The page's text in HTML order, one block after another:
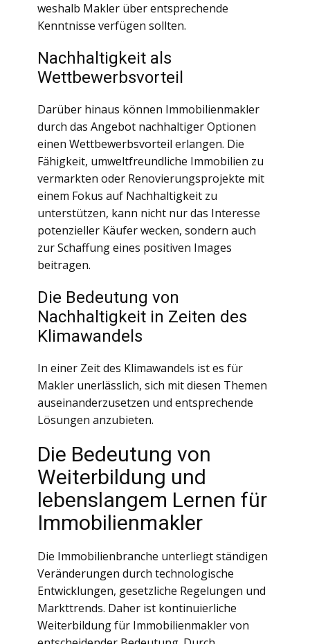
weshalb Makler über entsprechende
Kenntnisse verfügen sollten.
Nachhaltigkeit als
Wettbewerbsvorteil
Darüber hinaus können Immobilienmakler
durch das Angebot nachhaltiger Optionen
einen Wettbewerbsvorteil erlangen. Die
Fähigkeit, umweltfreundliche Immobilien zu
vermarkten oder Renovierungsprojekte mit
einem Fokus auf Nachhaltigkeit zu
unterstützen, kann nicht nur das Interesse
potenzieller Käufer wecken, sondern auch
zur Schaffung eines positiven Images
beitragen.
Die Bedeutung von
Nachhaltigkeit in Zeiten des
Klimawandels
In einer Zeit des Klimawandels ist es für
Makler unerlässlich, sich mit diesen Themen
auseinanderzusetzen und entsprechende
Lösungen anzubieten.
Die Bedeutung von
Weiterbildung und
lebenslangem Lernen für
Immobilienmakler
Die Immobilienbranche unterliegt ständigen
Veränderungen durch technologische
Entwicklungen, gesetzliche Regelungen und
Markttrends. Daher ist kontinuierliche
Weiterbildung für Immobilienmakler von